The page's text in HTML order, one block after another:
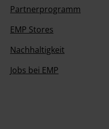
Partnerprogramm
EMP Stores
Nachhaltigkeit
Jobs bei EMP